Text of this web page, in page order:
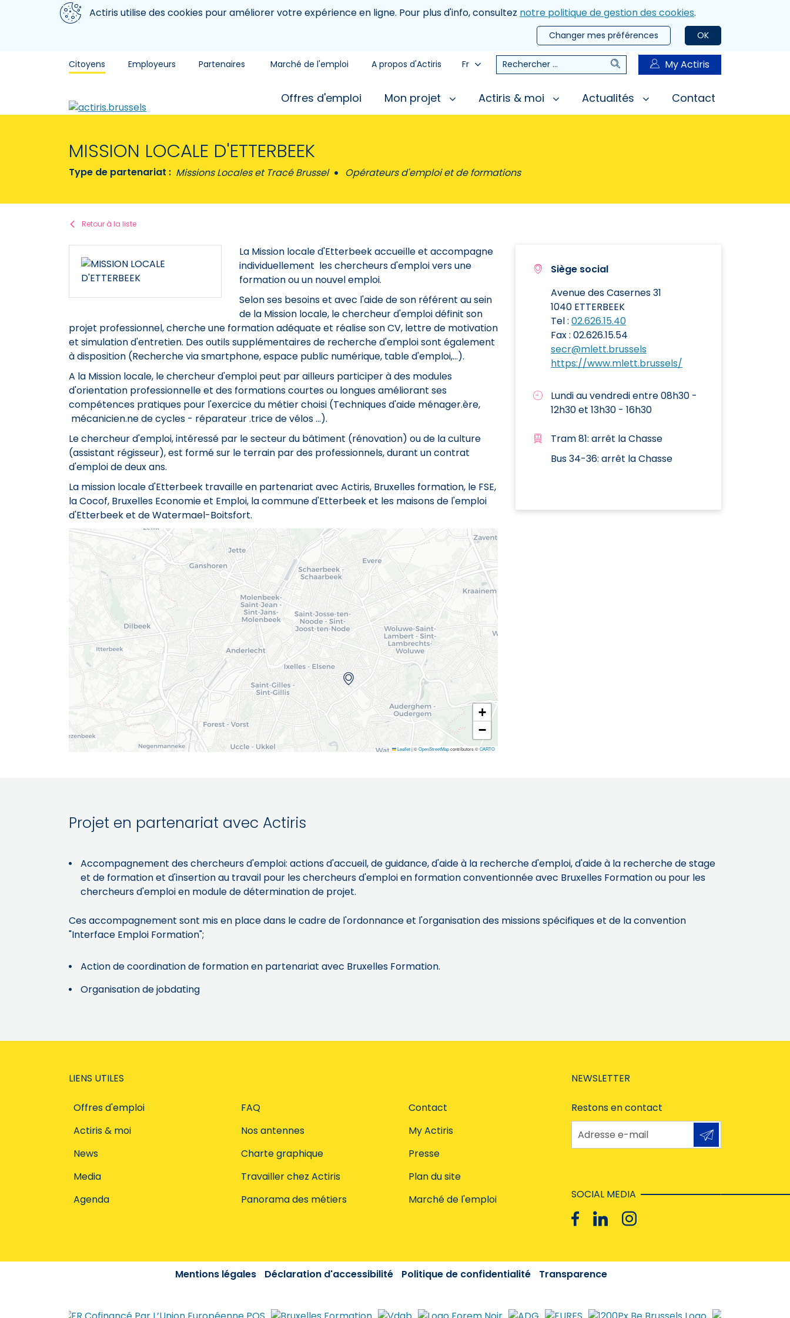
Aller au contenu principal
Nous utilisons des cookiesActiris utilise des cookies pour améliorer votre expérience en ligne. Pour plus d'info, consultez notre politique de gestion des cookies.
OK
Changer mes préférences
Citoyens Employeurs Partenaires Marché de l'emploi A propos d'Actiris Fr Rechercher RechercherMy Actiris
Offres d'emploi Mon projet Actiris & moi Actualités Contact
MISSION LOCALE D'ETTERBEEK
Type de partenariat : Missions Locales et Tracé Brussel Opérateurs d'emploi et de formations
Retour à la liste
La Mission locale d'Etterbeek accueille et accompagne
individuellement les chercheurs d'emploi vers une
formation ou un nouvel emploi.
Selon ses besoins et avec l'aide de son référent au sein
de la Mission locale, le chercheur d'emploi définit son
projet professionnel, cherche une formation adéquate et réalise son CV, lettre de motivation
et simulation d'entretien. Des outils supplémentaires de recherche d'emploi sont également
à disposition (Recherche via smartphone, espace public numérique, table d'emploi,...).
A la Mission locale, le chercheur d'emploi peut par ailleurs participer à des modules
d'orientation professionnelle et des formations courtes ou longues améliorant ses
compétences pratiques pour l'exercice du métier choisi (Techniques d'aide ménager.ère,
mécanicien.ne de cycles - réparateur .trice de vélos ...).
Le chercheur d'emploi, intéressé par le secteur du bâtiment (rénovation) ou de la culture
(assistant régisseur), est formé sur le terrain par des professionnels, durant un contrat
d'emploi de deux ans.
La mission locale d'Etterbeek travaille en partenariat avec Actiris, Bruxelles formation, le FSE,
la Cocof, Bruxelles Economie et Emploi, la commune d'Etterbeek et les maisons de l'emploi
d'Etterbeek et de Watermael-Boitsfort.
+
−
Leaflet|©OpenStreetMapcontributors ©CARTO
Siège social
Avenue des Casernes 31
1040 ETTERBEEK
Tel : 02.626.15.40
Fax : 02.626.15.54
secr@mlett.brussels
https://www.mlett.brussels/
Lundi au vendredi entre 08h30 -
12h30 et 13h30 - 16h30
Tram 81: arrêt la Chasse
Bus 34-36: arrêt la Chasse
Projet en partenariat avec Actiris
Accompagnement des chercheurs d'emploi: actions d'accueil, de guidance, d'aide à la recherche d'emploi, d'aide à la recherche de stage
et de formation et d'insertion au travail pour les chercheurs d'emploi en formation conventionnée avec Bruxelles Formation ou pour les
chercheurs d'emploi en module de détermination de projet.
Ces accompagnement sont mis en place dans le cadre de l'ordonnance et l'organisation des missions spécifiques et de la convention
"Interface Emploi Formation";
Action de coordination de formation en partenariat avec Bruxelles Formation.
Organisation de jobdating
LIENS UTILES
Offres d'emploi
Actiris & moi
News
Media
Agenda
FAQ
Nos antennes
Charte graphique
Travailler chez Actiris
Panorama des métiers
Contact
My Actiris
Presse
Plan du site
Marché de l'emploi
NEWSLETTER
Restons en contact
Adresse e-mail
SOCIAL MEDIA
Mentions légales Déclaration d'accessibilité Politique de confidentialité Transparence